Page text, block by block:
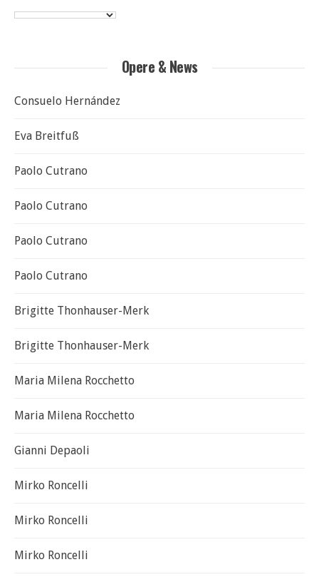
Opere & News
Consuelo Hernández
Eva Breitfuß
Paolo Cutrano
Paolo Cutrano
Paolo Cutrano
Paolo Cutrano
Brigitte Thonhauser-Merk
Brigitte Thonhauser-Merk
Maria Milena Rocchetto
Maria Milena Rocchetto
Gianni Depaoli
Mirko Roncelli
Mirko Roncelli
Mirko Roncelli